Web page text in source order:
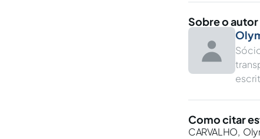
Sobre o autor
Como citar
CARVALHO,